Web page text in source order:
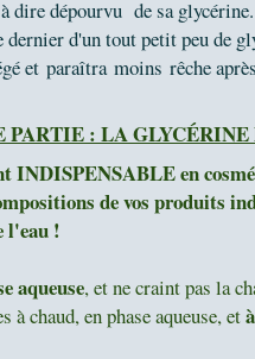
dire dépourvu de sa glycérine.
d'un tout petit peu de
et paraîtra moins rêche
PARTIE : LA
INDISPENSABLE en
de vos produits
l'eau !
aqueuse, et ne craint pas la
chaud, en phase aqueuse, et